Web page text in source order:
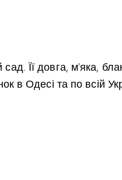
Її довга, м’яка,
в Одесі та по всій